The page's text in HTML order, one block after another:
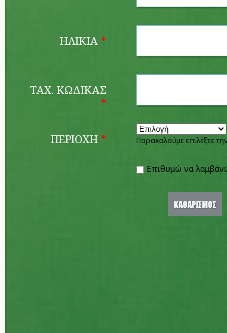
ΗΛΙΚΊΑ *
ΤΑΧ. ΚΏΔΙΚΑΣ
*
ΠΕΡΙΟΧΉ * Παρακαλούμε επιλέξτε
Επιθυμώ να
Επιθυμώ να